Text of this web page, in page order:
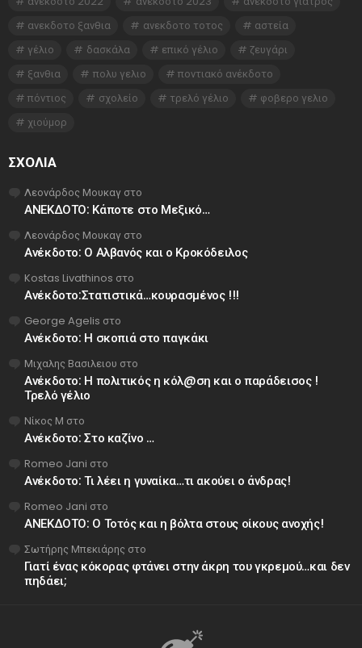
ανεκδοτο ξανθια
ανεκδοτο τοτος
αστεία
γέλιο
δασκάλα επικό γέλιο
ζευγάρι
ξανθια
πολυ γελιο
ποντιακό ανέκδοτο
πόντιος
σχολείο τρελό γέλιο
φοβερο γελιο
χιούμορ
ΣΧΌΛΙΑ
Λεονάρδος Μουκαγ στο
ΑΝΕΚΔΟΤΟ: Κάποτε στο Μεξικό…
Λεονάρδος Μουκαγ στο
Ανέκδοτο: Ο Αλβανός και ο Κροκόδειλος
Kostas Livathinos στο
Ανέκδοτο:Στατιστικά…κουρασμένος !!!
George Agelis στο
Ανέκδοτο: Η σκοπιά στο παγκάκι
Μιχαλης Βασιλειου στο
Ανέκδοτο: Η πολιτικός η κόλ@ση και ο παράδεισος !
Τρελό γέλιο
Νίκος Μ στο
Ανέκδοτο: Στο καζίνο …
Romeo Jani στο
Ανέκδοτο: Τι λέει η γυναίκα…τι ακούει ο άνδρας!
Romeo Jani στο
ΑΝΕΚΔΟΤΟ: Ο Τοτός και η βόλτα στους οίκους ανοχής!
Σωτήρης Μπεκιάρης στο
Γιατί ένας κόκορας φτάνει στην άκρη του γκρεμού…και δεν
πηδάει;